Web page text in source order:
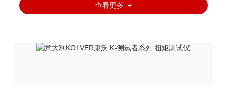
查看更多 +